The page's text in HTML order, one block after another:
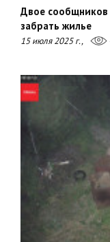
Двое сообщников
забрать жилье
15 июля 2025 г.,